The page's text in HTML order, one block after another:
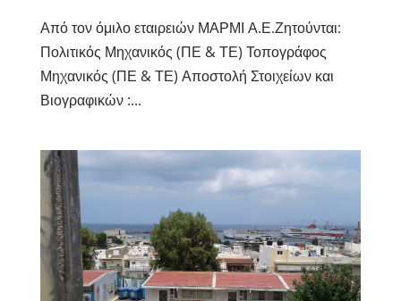
Από τον όμιλο εταιρειών ΜΑΡΜΙ Α.Ε.Ζητούνται:
Πολιτικός Μηχανικός (ΠΕ & ΤΕ) Τοπογράφος
Μηχανικός (ΠΕ & ΤΕ) Αποστολή Στοιχείων και
Βιογραφικών :...